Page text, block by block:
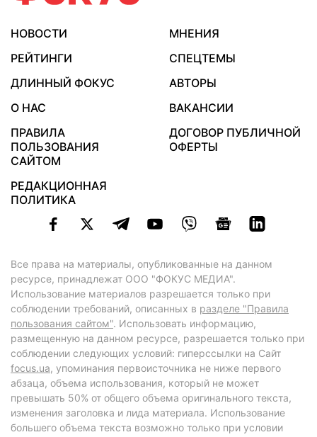
НОВОСТИ
МНЕНИЯ
РЕЙТИНГИ
СПЕЦТЕМЫ
ДЛИННЫЙ ФОКУС
АВТОРЫ
О НАС
ВАКАНСИИ
ПРАВИЛА
ПОЛЬЗОВАНИЯ
САЙТОМ
ДОГОВОР ПУБЛИЧНОЙ
ОФЕРТЫ
РЕДАКЦИОННАЯ
ПОЛИТИКА
Все права на материалы, опубликованные на данном
ресурсе, принадлежат ООО "ФОКУС МЕДИА".
Использование материалов разрешается только при
соблюдении требований, описанных в разделе "Правила
пользования сайтом". Использовать информацию,
размещенную на данном ресурсе, разрешается только при
соблюдении следующих условий: гиперссылки на Сайт
focus.ua, упоминания первоисточника не ниже первого
абзаца, объема использования, который не может
превышать 50% от общего объема оригинального текста,
изменения заголовка и лида материала. Использование
большего объема текста возможно только при условии